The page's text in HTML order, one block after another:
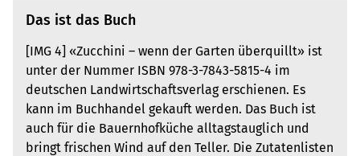
Das ist das Buch
[IMG 4] «Zucchini – wenn der Garten überquillt» ist
unter der Nummer ISBN 978-3-7843-5815-4 im
deutschen Landwirtschaftsverlag erschienen. Es
kann im Buchhandel gekauft werden. Das Buch ist
auch für die Bauernhofküche alltagstauglich und
bringt frischen Wind auf den Teller. Die Zutatenlisten